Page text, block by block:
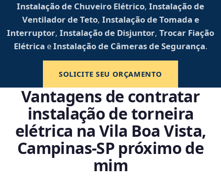
Instalação de Chuveiro Elétrico, Instalação de
Ventilador de Teto, Instalação de Tomada e
Interruptor, Instalação de Disjuntor, Trocar Fiação
Elétrica eInstalação de Câmeras de Segurança.
SOLICITE SEU ORÇAMENTO
Vantagens de contratar
instalação de torneira
elétrica na Vila Boa Vista,
Campinas‑SP próximo de
mim